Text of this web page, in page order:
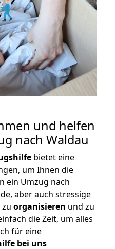
und helfen
nach Waldau
bietet eine
um Ihnen die
ein Umzug nach
aber auch stressige
organisieren und zu
die Zeit, um alles
für eine
bei uns